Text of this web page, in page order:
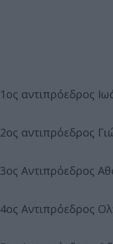
1ος αντιπρόεδρος
2ος αντιπρόεδρος
3ος Αντιπρόεδρος
4ος Αντιπρόεδρος